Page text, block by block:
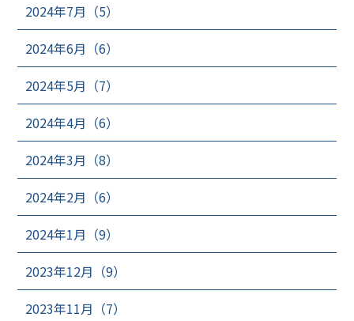
2024年7月（5）
2024年6月（6）
2024年5月（7）
2024年4月（6）
2024年3月（8）
2024年2月（6）
2024年1月（9）
2023年12月（9）
2023年11月（7）